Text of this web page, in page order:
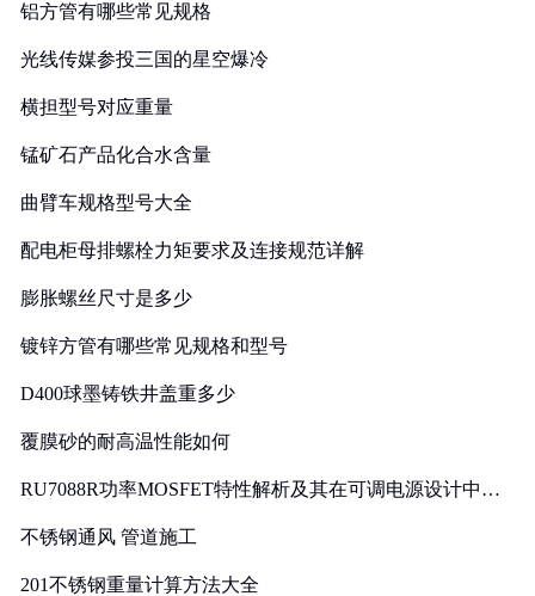
铝方管有哪些常见规格
光线传媒参投三国的星空爆冷
横担型号对应重量
锰矿石产品化合水含量
曲臂车规格型号大全
配电柜母排螺栓力矩要求及连接规范详解
膨胀螺丝尺寸是多少
镀锌方管有哪些常见规格和型号
D400球墨铸铁井盖重多少
覆膜砂的耐高温性能如何
RU7088R功率MOSFET特性解析及其在可调电源设计中的
不锈钢通风 管道施工
201不锈钢重量计算方法大全